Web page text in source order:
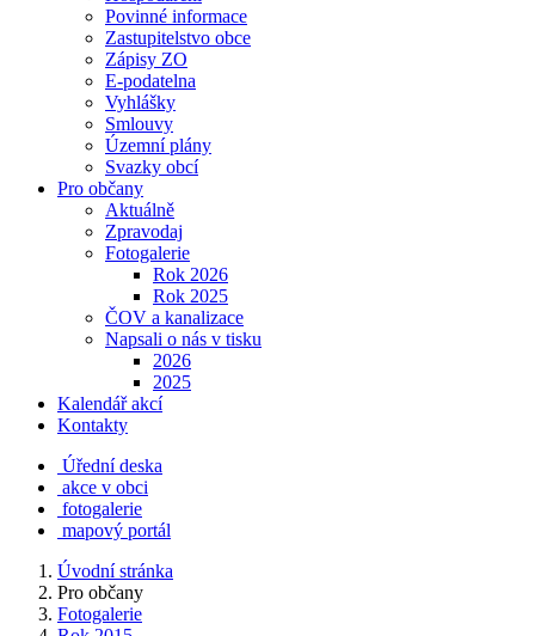
Povinné informace
Zastupitelstvo obce
Zápisy ZO
E-podatelna
Vyhlášky
Smlouvy
Územní plány
Svazky obcí
Pro občany
Aktuálně
Zpravodaj
Fotogalerie
Rok 2026
Rok 2025
ČOV a kanalizace
Napsali o nás v tisku
2026
2025
Kalendář akcí
Kontakty
Úřední deska
akce v obci
fotogalerie
mapový portál
Úvodní stránka
Pro občany
Fotogalerie